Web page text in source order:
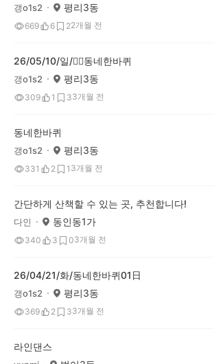
갱o1s2 평리3동
669 6 22개월 전
26/05/10/일/🚶‍♀️동네한바퀴
갱o1s2 평리3동
309 1 33개월 전
동네한바퀴
갱o1s2 평리3동
331 2 1 3개월 전
간단하게 산책할 수 있는 곳, 추천합니다!
다인 동인동1가
340 3 03개월 전
26/04/21/화/동네한바퀴01日
갱o1s2 평리3동
369 2 33개월 전
라인댄스